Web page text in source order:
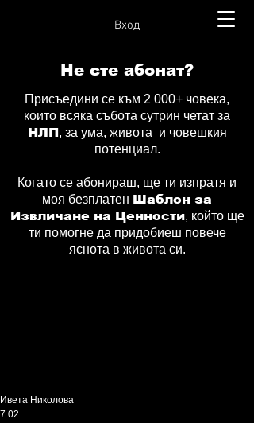
Вход
Не сте абонат?
Присъедини се към 2 000+ човека,
които всяка събота сутрин четат за
НЛП, за ума, живота и човешкия
потенциал.
Когато се абонираш, ще ти изпратя и
моя безплатен Шаблон за
Извличане на Ценности, който ще
ти помогне да придобиеш повече
яснота в живота си.
Ивета Николова
7.02